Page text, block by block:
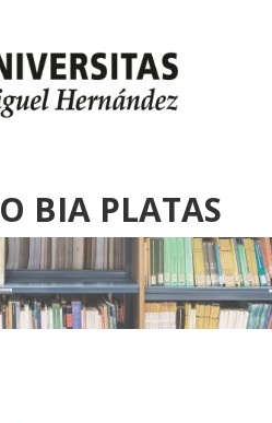
BIA PLATAS